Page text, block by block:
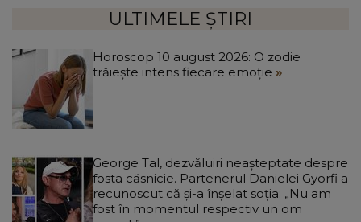
ULTIMELE ȘTIRI
Horoscop 10 august 2026: O zodie
trăiește intens fiecare emoție
George Tal, dezvăluiri neașteptate despre
fosta căsnicie. Partenerul Danielei Gyorfi a
recunoscut că și-a înșelat soția: „Nu am
fost în momentul respectiv un om